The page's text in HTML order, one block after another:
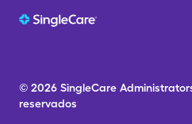
© 2026 SingleCare
reservados